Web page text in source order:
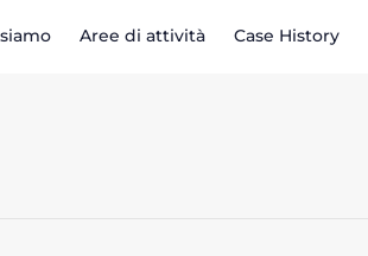
Aree di attività Case History